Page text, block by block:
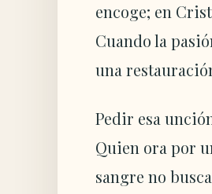
encoge; en
Cuando la
una
Pedir esa
Quien ora por
sangre no